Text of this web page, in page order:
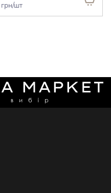
грн/шт